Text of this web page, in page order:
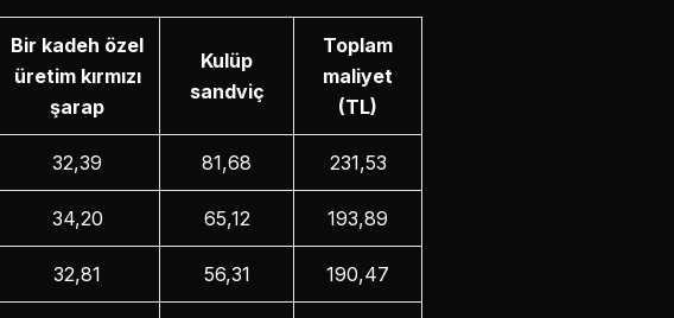
Bir kadeh özel
üretim kırmızı
şarap
Kulüp
sandviç
Toplam
maliyet
(TL)
32,39 81,68 231,53
34,20 65,12 193,89
32,81 56,31 190,47